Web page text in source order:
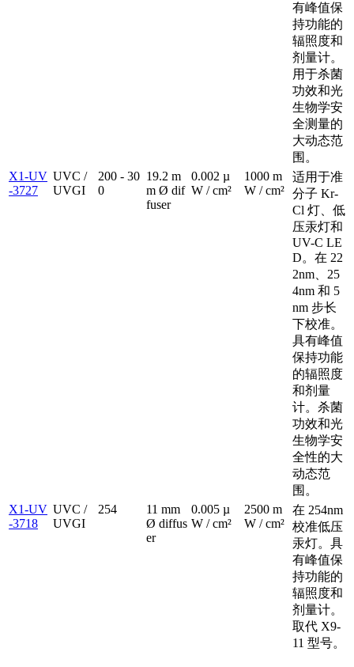
有峰值保
持功能的
辐照度和
剂量计。
用于杀菌
功效和光
生物学安
全测量的
大动态范
围。
X1-UV
-3727
UVC /
UVGI
200 - 30
0
19.2 m
m Ø dif
fuser
0.002 µ
W / cm²
1000 m
W / cm²
适用于准
分子 Kr-
Cl 灯、低
压汞灯和
UV-C LE
D。在 22
2nm、25
4nm 和 5
nm 步长
下校准。
具有峰值
保持功能
的辐照度
和剂量
计。杀菌
功效和光
生物学安
全性的大
动态范
围。
X1-UV
-3718
UVC /
UVGI
254
11 mm
Ø diffus
er
0.005 µ
W / cm²
2500 m
W / cm²
在 254nm
校准低压
汞灯。具
有峰值保
持功能的
辐照度和
剂量计。
取代 X9-
11 型号。